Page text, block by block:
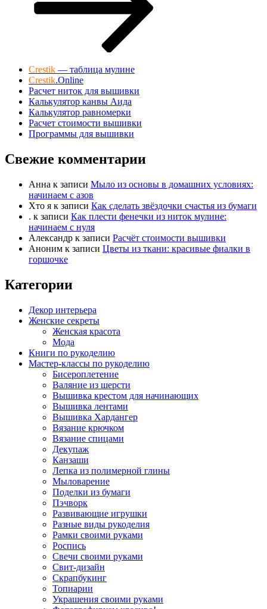
Crestik — таблица мулине
Crestik.Online
Расчет ниток для вышивки
Калькулятор канвы Аида
Калькулятор равномерки
Расчет стоимости вышивки
Программы для вышивки
Свежие комментарии
Анна к записи Мыло из основы в домашних условиях:
начинаем с азов
Хто я к записи Как сделать звёздочки счастья из бумаги
. к записи Как плести фенечки из ниток мулине:
начинаем с нуля
Александр к записи Расчёт стоимости вышивки
Аноним к записи Цветы из ткани: красивые фиалки в
горшочке
Категории
Декор интерьера
Женские секреты
Женская красота
Мода
Книги по рукоделию
Мастер-классы по рукоделию
Бисероплетение
Валяние из шерсти
Вышивка крестом для начинающих
Вышивка лентами
Вышивка Хардангер
Вязание крючком
Вязание спицами
Декупаж
Канзаши
Лепка из полимерной глины
Мыловарение
Поделки из бумаги
Пэчворк
Развивающие игрушки
Разные виды рукоделия
Рамки своими руками
Роспись
Свечи своими руками
Свит-дизайн
Скрапбукинг
Топиарии
Украшения своими руками